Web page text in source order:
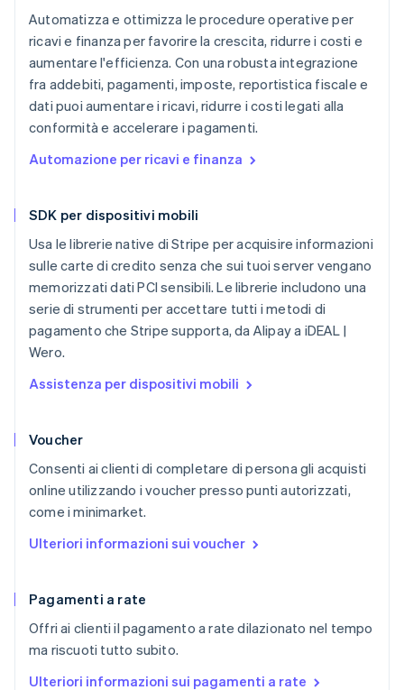
Automatizza e ottimizza le procedure operative per
ricavi e finanza per favorire la crescita, ridurre i costi e
aumentare l'efficienza. Con una robusta integrazione
fra addebiti, pagamenti, imposte, reportistica fiscale e
dati puoi aumentare i ricavi, ridurre i costi legati alla
conformità e accelerare i pagamenti.
Automazione per ricavi e finanza
SDK per dispositivi mobili
Usa le librerie native di Stripe per acquisire informazioni
sulle carte di credito senza che sui tuoi server vengano
memorizzati dati PCI sensibili. Le librerie includono una
serie di strumenti per accettare tutti i metodi di
pagamento che Stripe supporta, da Alipay a iDEAL |
Wero.
Assistenza per dispositivi mobili
Voucher
Consenti ai clienti di completare di persona gli acquisti
online utilizzando i voucher presso punti autorizzati,
come i minimarket.
Ulteriori informazioni sui voucher
Pagamenti a rate
Offri ai clienti il pagamento a rate dilazionato nel tempo
ma riscuoti tutto subito.
Ulteriori informazioni sui pagamenti a rate